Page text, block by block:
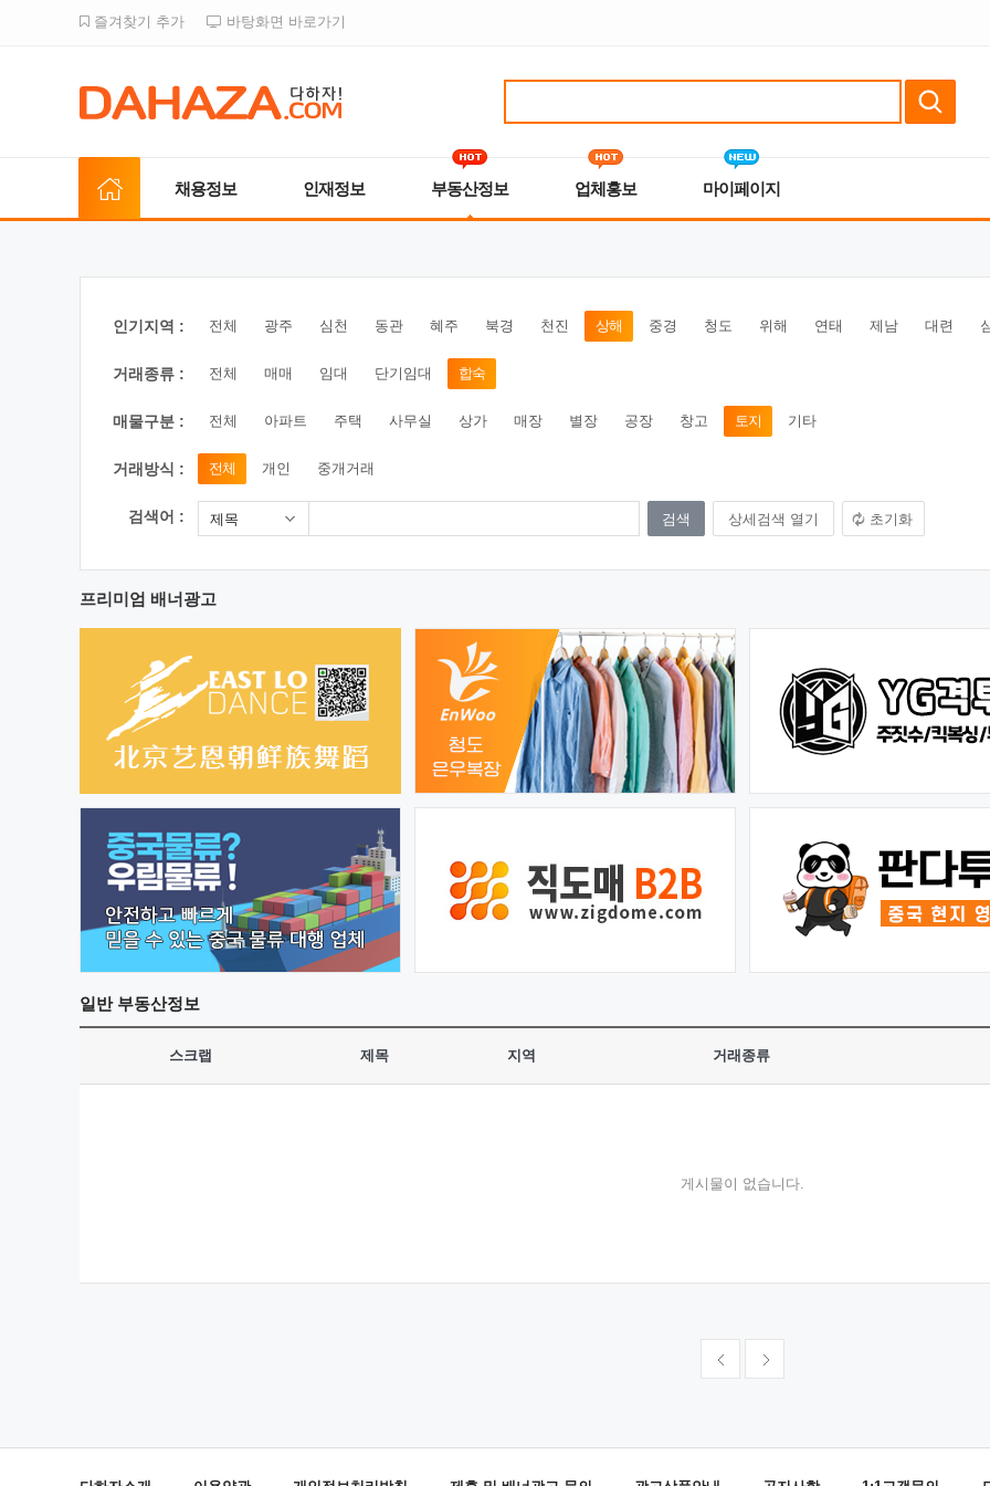
즐겨찾기 추가 바탕화면 바로가기
채용정보 인재정보 부동산정보 업체홍보 마이페이지
인기지역 : 전체 광주 심천 동관 혜주 북경 천진 상해 중경 청도 위해 연태 제남 대련
거래종류 : 전체 매매 임대 단기임대 합숙
매물구분 : 전체 아파트 주택 사무실 상가 매장 별장 공장 창고 토지 기타
거래방식 : 전체 개인 중개거래
검색어 : 제목 상세검색 열기 초기화
프리미엄 배너광고
일반부동산정보
스크랩 제목 지역 거래종류
게시물이 없습니다.